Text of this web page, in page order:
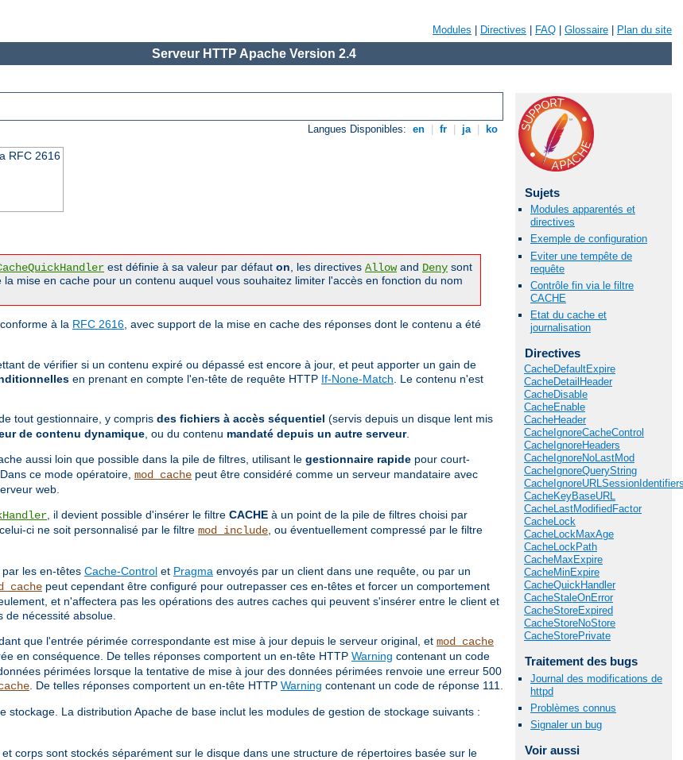
Modules Directives FAQ Glossaire Plan du site
Serveur HTTP Apache Version 2.4
Langues Disponibles: en fr ja ko
RFC 2616
est définie à sa valeur par défaut on , les directives Allowand Deny sont
mise en cache pour un contenu auquel vous souhaitez limiter l'accès en fonction du nom
conforme à la RFC 2616 , avec support de la mise en cache des réponses dont le contenu a été
de vérifier si un contenu expiré ou dépassé est encore à jour, et peut apporter un gain de
en prenant en compte l'en-tête de requête HTTP If-None-Match . Le contenu n'est
tout gestionnaire, y compris des fichiers à accès séquentiel (servis depuis un disque lent mis
de contenu dynamique , ou du contenu mandaté depuis un autre serveur.
aussi loin que possible dans la pile de filtres, utilisant le gestionnaire rapide pour court-
ce mode opératoire, mod_cache peut être considéré comme un serveur mandataire avec
web.
, il devient possible d'insérer le filtre CACHE à un point de la pile de filtres choisi par
ci ne soit personnalisé par le filtre mod_include , ou éventuellement compressé par le filtre
les en-têtes Cache-Control et Pragma envoyés par un client dans une requête, ou par un
peut cependant être configuré pour outrepasser ces en-têtes et forcer un comportement
et n'affectera pas les opérations des autres caches qui peuvent s'insérer entre le client et
nécessité absolue.
que l'entrée périmée correspondante est mise à jour depuis le serveur original, et mod_cache
en conséquence. De telles réponses comportent un en-tête HTTP Warning contenant un code
périmées lorsque la tentative de mise à jour des données périmées renvoie une erreur 500
. De telles réponses comportent un en-tête HTTP Warning contenant un code de réponse 111.
La distribution Apache de base inclut les modules de gestion de stockage suivants :
corps sont stockés séparément sur le disque dans une structure de répertoires basée sur le
Sujets
Modules apparentés et
directives
Exemple de configuration
Eviter une tempête de
requête
Contrôle fin via le filtre
CACHE
Etat du cache et
journalisation
Directives
CacheDefaultExpire
CacheDetailHeader
CacheDisable
CacheEnable
CacheHeader
CacheIgnoreCacheControl
CacheIgnoreHeaders
CacheIgnoreNoLastMod
CacheIgnoreQueryString
CacheKeyBaseURL
CacheLastModifiedFactor
CacheLock
CacheLockMaxAge
CacheLockPath
CacheMaxExpire
CacheMinExpire
CacheQuickHandler
CacheStaleOnError
CacheStoreExpired
CacheStoreNoStore
CacheStorePrivate
Traitement des bugs
Journal des modifications de
httpd
Problèmes connus
Signaler un bug
Voir aussi